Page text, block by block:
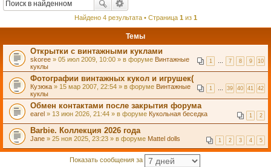
Найдено 4 результата • Страница 1 из 1
Темы
Открытки с винтажными куклами
1 7 8 9 10
skoree » 05 июл 2009, 10:00 » в форуме Винтажные
куклы
Фотографии винтажных кукол и игрушек(
1 39 40 41 42
Кузюка » 15 мар 2007, 22:54 » в форуме Винтажные
куклы
Обмен контактами после закрытия форума
1 2
earel » 13 июн 2026, 21:44 » в форуме Кукольная беседка
Barbie. Коллекция 2026 года
1 2 3 4 5
Jane » 25 ноя 2025, 23:23 » в форуме Mattel dolls
Показать сообщения за